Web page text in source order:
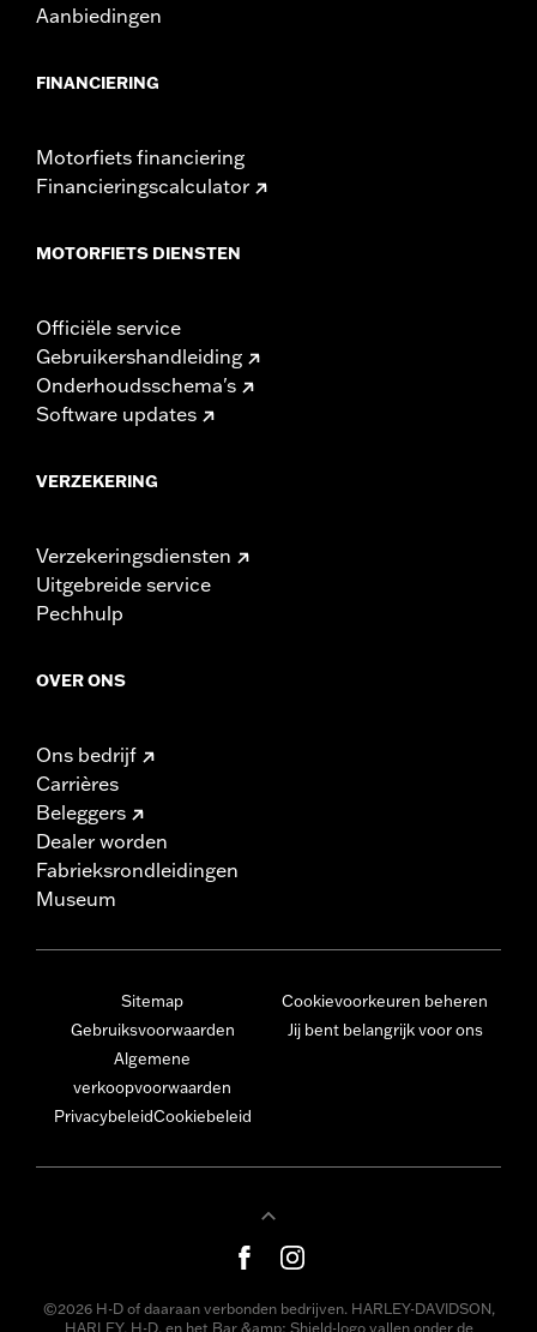
Aanbiedingen
FINANCIERING
Motorfiets financiering
Financieringscalculator
MOTORFIETS DIENSTEN
Officiële service
Gebruikershandleiding
Onderhoudsschema's
Software updates
VERZEKERING
Verzekeringsdiensten
Uitgebreide service
Pechhulp
OVER ONS
Ons bedrijf
Carrières
Beleggers
Dealer worden
Fabrieksrondleidingen
Museum
Sitemap
Gebruiksvoorwaarden
Algemene
verkoopvoorwaarden
PrivacybeleidCookiebeleid
Cookievoorkeuren beheren
Jij bent belangrijk voor ons
©2026 H-D of daaraan verbonden bedrijven. HARLEY-DAVIDSON,
HARLEY, H-D, en het Bar &amp; Shield-logo vallen onder de